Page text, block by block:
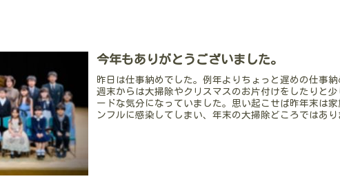
今年もありがとうございました。
昨日は仕事納めでした。例年よりちょっと遅めの仕事
週末からは大掃除やクリスマスのお片付けをしたりと
ードな気分になっていました。思い起こせば昨年末は家
ンフルに感染してしまい、年末の大掃除どころではあ